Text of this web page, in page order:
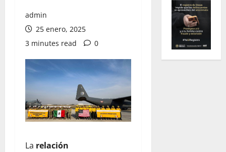
admin
25 enero, 2025
3 minutes read
0
La relación